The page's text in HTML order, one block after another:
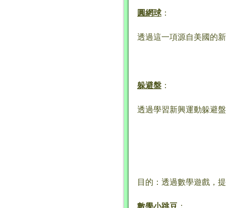
圓網球：
透過這一項源自美國的
躲避盤 ：
透過學習新興運動躲避
目的：透過數學遊戲，
數學小跳豆 ：